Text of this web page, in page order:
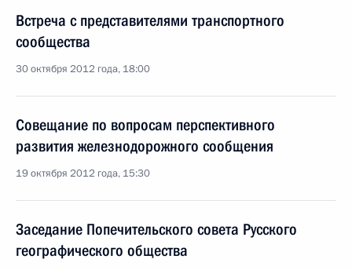
Встреча с представителями транспортного
сообщества
30 октября 2012 года, 18:00
Совещание по вопросам перспективного
развития железнодорожного сообщения
19 октября 2012 года, 15:30
Заседание Попечительского совета Русского
географического общества